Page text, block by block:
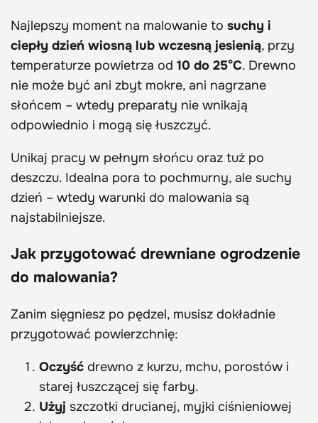
Najlepszy moment na malowanie to suchy i
ciepły dzień wiosną lub wczesną jesienią, przy
temperaturze powietrza od 10 do 25°C. Drewno
nie może być ani zbyt mokre, ani nagrzane
słońcem – wtedy preparaty nie wnikają
odpowiednio i mogą się łuszczyć.
Unikaj pracy w pełnym słońcu oraz tuż po
deszczu. Idealna pora to pochmurny, ale suchy
dzień – wtedy warunki do malowania są
najstabilniejsze.
Jak przygotować drewniane ogrodzenie
do malowania?
Zanim sięgniesz po pędzel, musisz dokładnie
przygotować powierzchnię:
Oczyść drewno z kurzu, mchu, porostów i
starej łuszczącej się farby.
Użyj szczotki drucianej, myjki ciśnieniowej